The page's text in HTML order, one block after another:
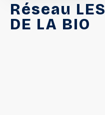
Réseau LES
DE LA BIO